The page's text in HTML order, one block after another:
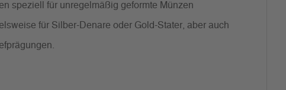
speziell für unregelmäßig geformte Münzen
für Silber-Denare oder Gold-Stater, aber auch